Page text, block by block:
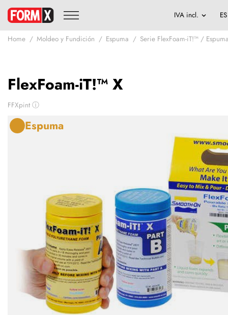
Home Moldeo y Fundición Espuma Serie FlexFoam-iT!™ /
FlexFoam-iT!™ X
FFXpint ⓘ
Espuma